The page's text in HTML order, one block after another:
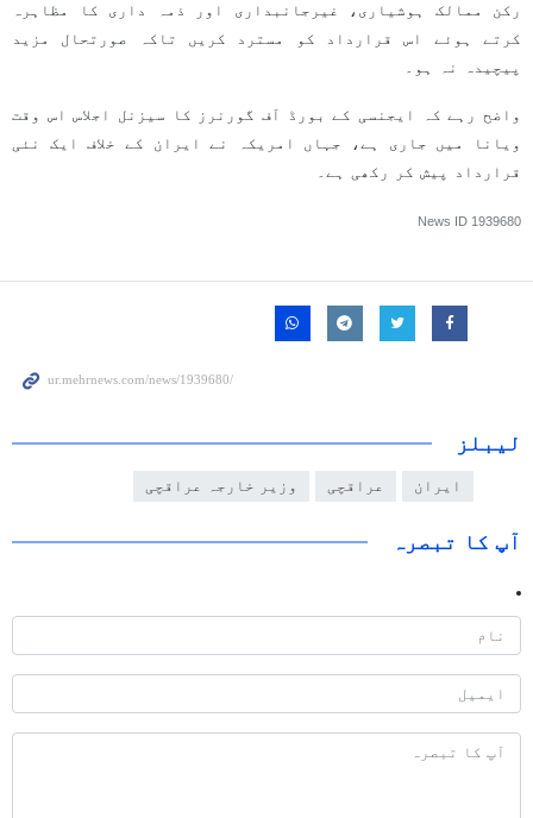
رکن ممالک ہوشیاری، غیرجانبداری اور ذمہ داری کا مظاہرہ
کرتے ہوئے اس قرارداد کو مسترد کریں تاکہ صورتحال مزید
پیچیدہ نہ ہو۔
واضح رہے کہ ایجنسی کے بورڈ آف گورنرز کا سیزنل اجلاس اس وقت
ویانا میں جاری ہے، جہاں امریکہ نے ایران کے خلاف ایک نئی
قرارداد پیش کر رکھی ہے۔
News ID 1939680
لیبلز
ایران عراقچی وزیر خارجہ عراقچی
آپ کا تبصرہ